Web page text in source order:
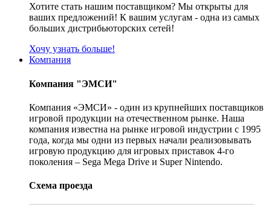
Хотите стать нашим поставщиком? Мы открыты для
ваших предложений! К вашим услугам - одна из самых
больших дистрибьюторских сетей!
Хочу узнать больше!
Компания
Компания "ЭМСИ"
Компания «ЭМСИ» - один из крупнейших поставщиков
игровой продукции на отечественном рынке. Наша
компания известна на рынке игровой индустрии с 1995
года, когда мы одни из первых начали реализовывать
игровую продукцию для игровых приставок 4-го
поколения – Sega Mega Drive и Super Nintendo.
Схема проезда